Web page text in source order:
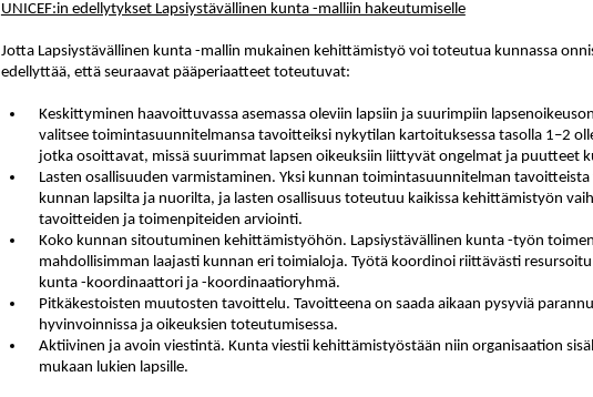
UNICEF:in edellytykset Lapsiystävällinen kunta -malliin hakeutumiselle
Jotta Lapsiystävällinen kunta -mallin mukainen kehittämistyö voi toteutua kunnassa
edellyttää, että seuraavat pääperiaatteet toteutuvat:
Keskittyminen haavoittuvassa asemassa oleviin lapsiin ja suurimpiin
valitsee toimintasuunnitelmansa tavoitteiksi nykytilan kartoituksessa tasolla 1–2
jotka osoittavat, missä suurimmat lapsen oikeuksiin liittyvät ongelmat ja puutteet
Lasten osallisuuden varmistaminen. Yksi kunnan toimintasuunnitelman tavoitteista
kunnan lapsilta ja nuorilta, ja lasten osallisuus toteutuu kaikissa kehittämistyön
tavoitteiden ja toimenpiteiden arviointi.
Koko kunnan sitoutuminen kehittämistyöhön. Lapsiystävällinen kunta -työn
mahdollisimman laajasti kunnan eri toimialoja. Työtä koordinoi riittävästi resursoitu
kunta -koordinaattori ja -koordinaatioryhmä.
Pitkäkestoisten muutosten tavoittelu. Tavoitteena on saada aikaan pysyviä
hyvinvoinnissa ja oikeuksien toteutumisessa.
Aktiivinen ja avoin viestintä. Kunta viestii kehittämistyöstään niin organisaation
mukaan lukien lapsille.